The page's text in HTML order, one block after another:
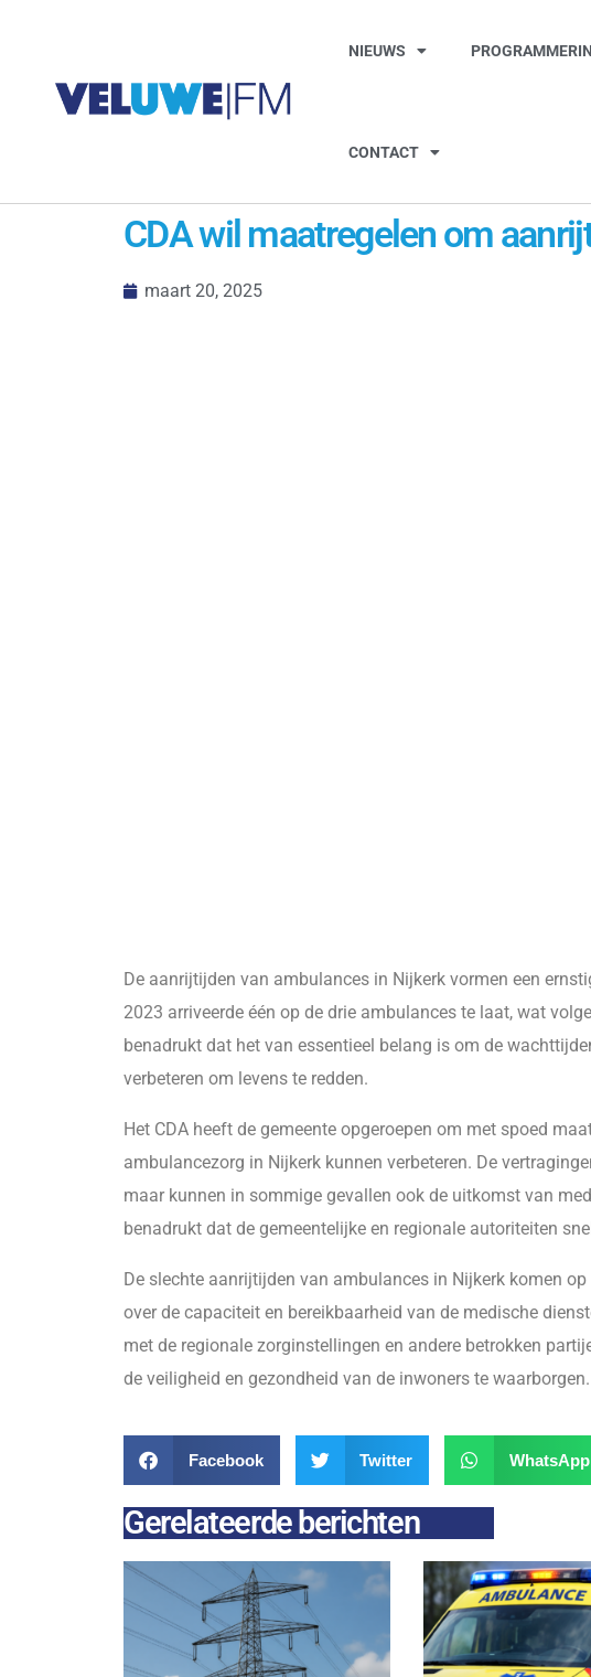
NIEUWS
CONTACT
CDA wil maatregelen om
maart 20, 2025
De aanrijtijden van ambulances in Nijkerk vormen een
2023 arriveerde één op de drie ambulances te laat, wat
benadrukt dat het van essentieel belang is om de
verbeteren om levens te redden.
Het CDA heeft de gemeente opgeroepen om met spoed
ambulancezorg in Nijkerk kunnen verbeteren. De
maar kunnen in sommige gevallen ook de uitkomst van
benadrukt dat de gemeentelijke en regionale autoriteiten
De slechte aanrijtijden van ambulances in Nijkerk komen
over de capaciteit en bereikbaarheid van de medische
met de regionale zorginstellingen en andere betrokken
de veiligheid en gezondheid van de inwoners te waarborgen.
Facebook Twitter WhatsApp
Gerelateerde berichten